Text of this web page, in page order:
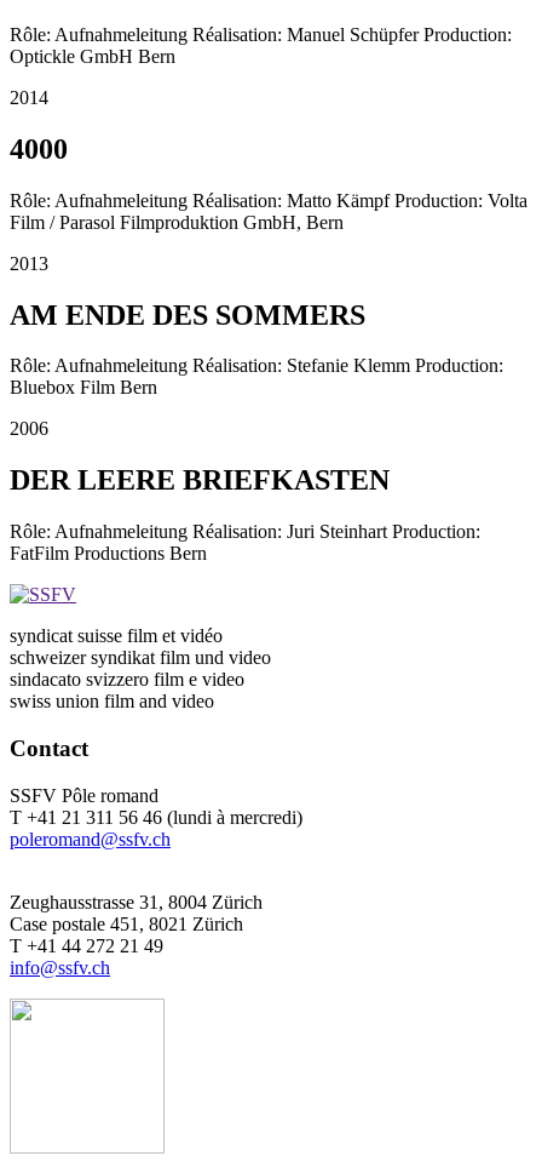
Rôle: Aufnahmeleitung Réalisation: Manuel Schüpfer Production:
Optickle GmbH Bern
2014
4000
Rôle: Aufnahmeleitung Réalisation: Matto Kämpf Production: Volta
Film / Parasol Filmproduktion GmbH, Bern
2013
AM ENDE DES SOMMERS
Rôle: Aufnahmeleitung Réalisation: Stefanie Klemm Production:
Bluebox Film Bern
2006
DER LEERE BRIEFKASTEN
Rôle: Aufnahmeleitung Réalisation: Juri Steinhart Production:
FatFilm Productions Bern
syndicat suisse film et vidéo
schweizer syndikat film und video
sindacato svizzero film e video
swiss union film and video
Contact
SSFV Pôle romand
T +41 21 311 56 46 (lundi à mercredi)
poleromand@ssfv.ch
Zeughausstrasse 31, 8004 Zürich
Case postale 451, 8021 Zürich
T +41 44 272 21 49
info@ssfv.ch